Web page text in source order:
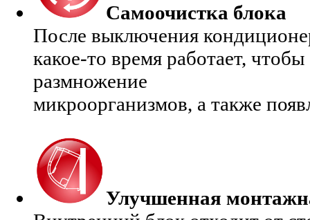
Самоочистка блока
После выключения
какое-то время работает,
размножение
микроорганизмов, а также
Улучшенная